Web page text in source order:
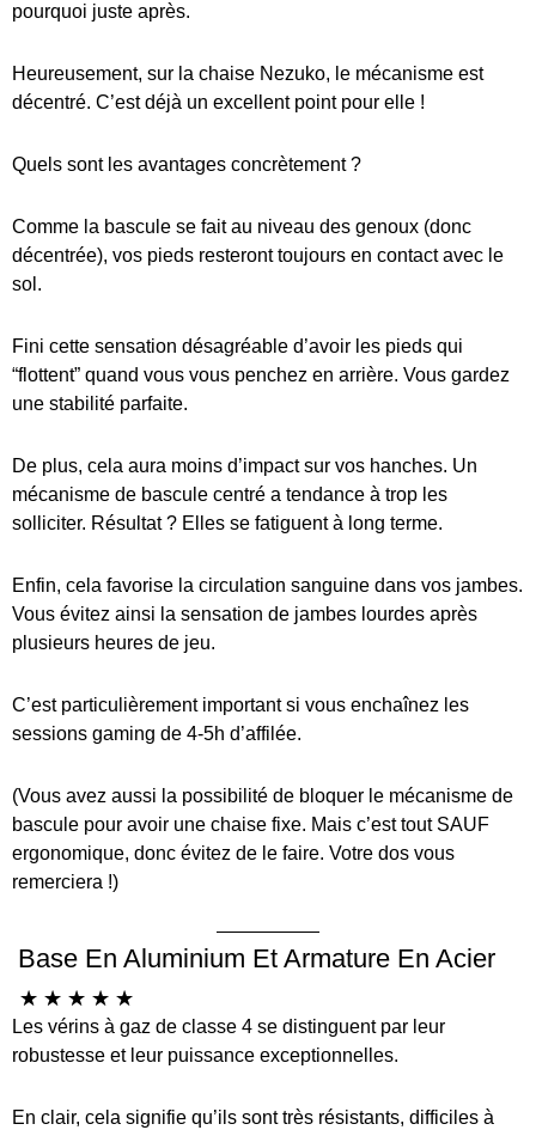
pourquoi juste après.
Heureusement, sur la chaise Nezuko, le mécanisme est
décentré. C’est déjà un excellent point pour elle !
Quels sont les avantages concrètement ?
Comme la bascule se fait au niveau des genoux (donc
décentrée), vos pieds resteront toujours en contact avec le
sol.
Fini cette sensation désagréable d’avoir les pieds qui
“flottent” quand vous vous penchez en arrière. Vous gardez
une stabilité parfaite.
De plus, cela aura moins d’impact sur vos hanches. Un
mécanisme de bascule centré a tendance à trop les
solliciter. Résultat ? Elles se fatiguent à long terme.
Enfin, cela favorise la circulation sanguine dans vos jambes.
Vous évitez ainsi la sensation de jambes lourdes après
plusieurs heures de jeu.
C’est particulièrement important si vous enchaînez les
sessions gaming de 4-5h d’affilée.
(Vous avez aussi la possibilité de bloquer le mécanisme de
bascule pour avoir une chaise fixe. Mais c’est tout SAUF
ergonomique, donc évitez de le faire. Votre dos vous
remerciera !)
Base En Aluminium Et Armature En Acier
☆ ☆ ☆ ☆ ☆
Les vérins à gaz de classe 4 se distinguent par leur
robustesse et leur puissance exceptionnelles.
En clair, cela signifie qu’ils sont très résistants, difficiles à